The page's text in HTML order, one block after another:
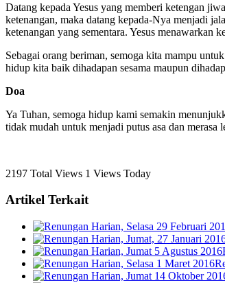
Datang kepada Yesus yang memberi ketengan
ketenangan, maka datang kepada-Nya menjadi
ketenangan yang sementara. Yesus menawarkan
Sebagai orang beriman, semoga kita mampu
hidup kita baik dihadapan sesama maupun
Doa
Ya Tuhan, semoga hidup kami semakin
tidak mudah untuk menjadi putus asa dan
2197 Total Views 1 Views Today
Artikel Terkait